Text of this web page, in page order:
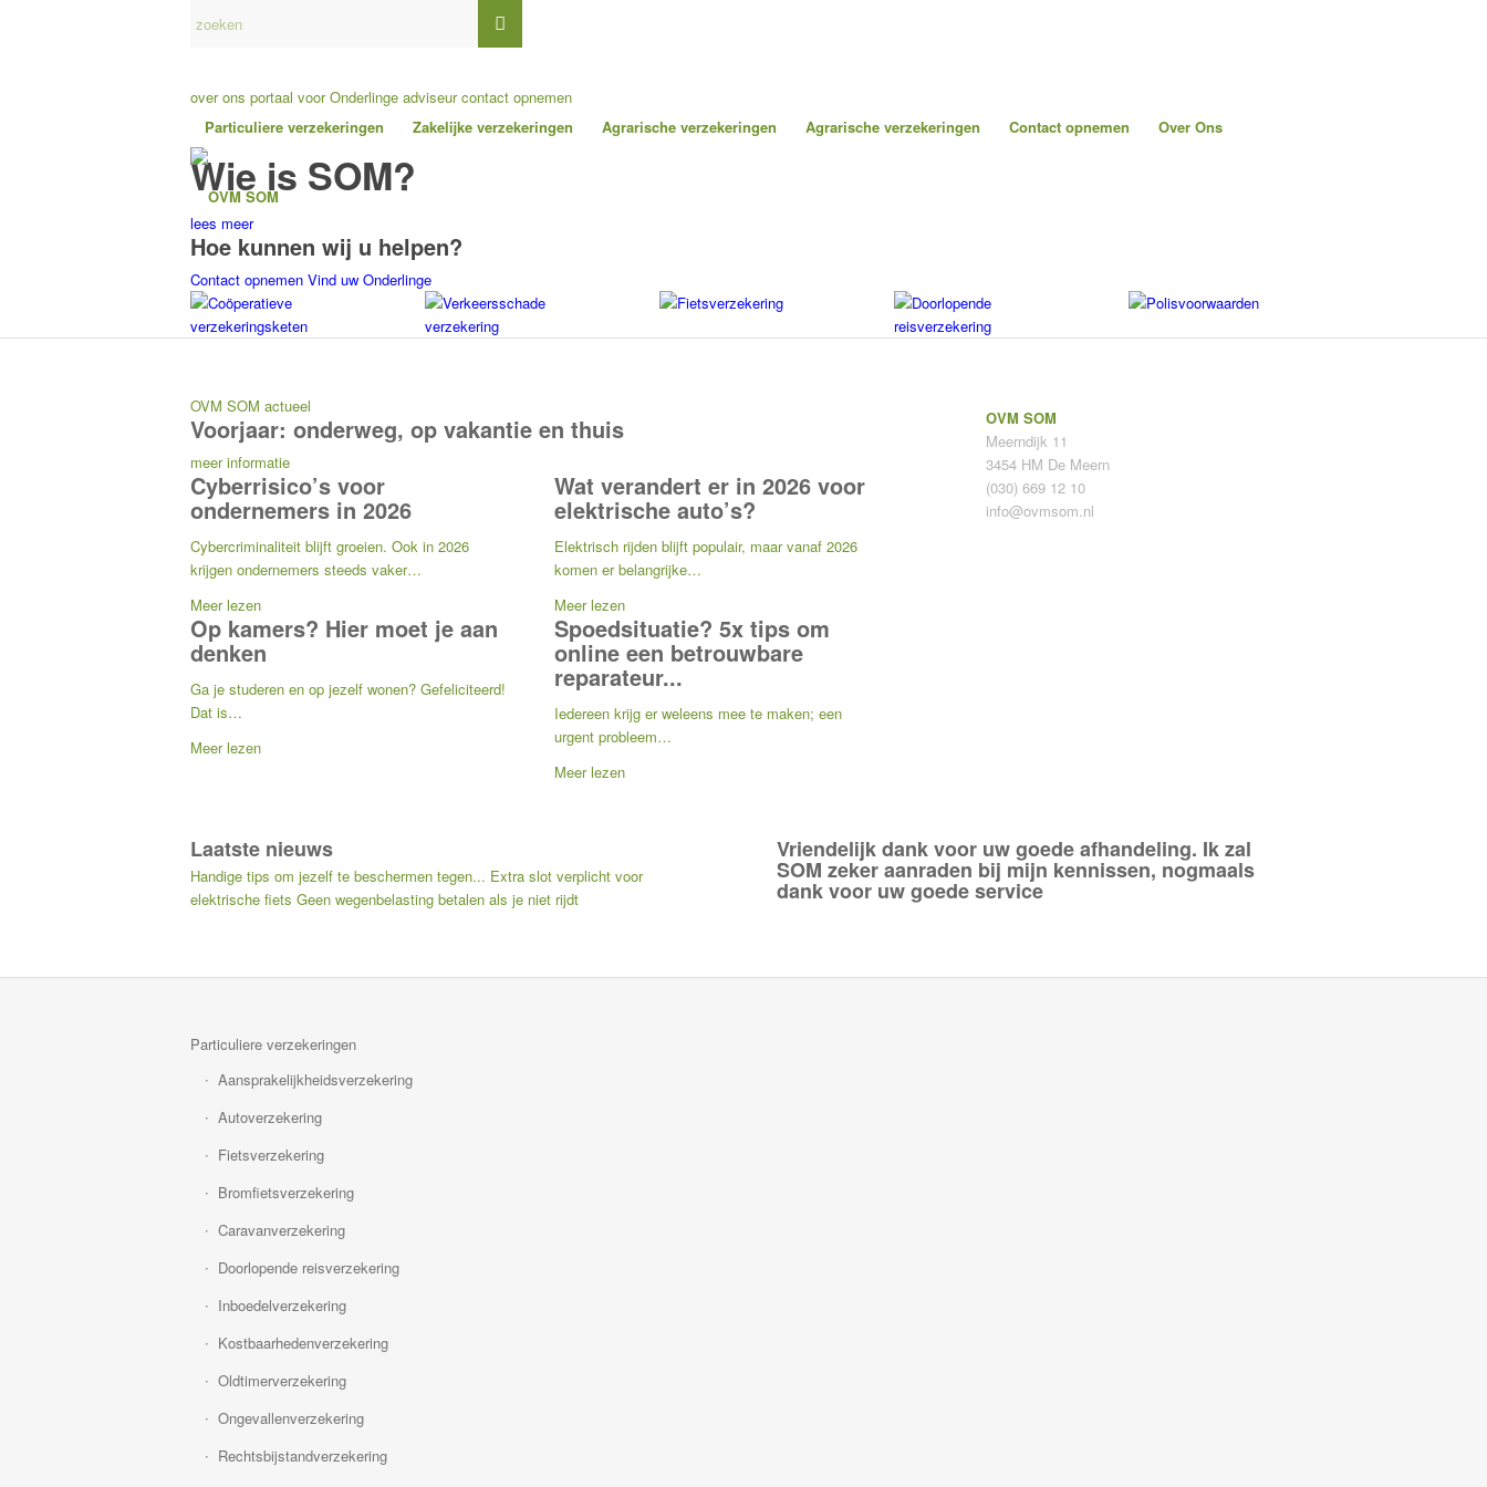
over ons portaal voor Onderlinge adviseur contact opnemen
Particuliere verzekeringen
Zakelijke verzekeringen Agrarische verzekeringen Agrarische verzekeringen Contact opnemen Over Ons
Wie is SOM?
lees meer
Hoe kunnen wij u helpen?
Contact opnemen Vind uw Onderlinge
Coöperatieve
verzekeringsketen
Verkeersschade
verzekering
Fietsverzekering
Doorlopende
reisverzekering
Polisvoorwaarden
OVM SOM actueel
Voorjaar: onderweg, op vakantie en thuis
meer informatie
Cyberrisico’s voor
ondernemers in 2026
Cybercriminaliteit blijft groeien. Ook in 2026
krijgen ondernemers steeds vaker…
Meer lezen
Wat verandert er in 2026 voor
elektrische auto’s?
Elektrisch rijden blijft populair, maar vanaf 2026
komen er belangrijke…
Meer lezen
Op kamers? Hier moet je aan
denken
Ga je studeren en op jezelf wonen? Gefeliciteerd!
Dat is…
Meer lezen
Spoedsituatie? 5x tips om
online een betrouwbare
reparateur...
Iedereen krijg er weleens mee te maken; een
urgent probleem…
Meer lezen
Laatste nieuws
Handige tips om jezelf te beschermen tegen... Extra slot verplicht voor
elektrische fiets Geen wegenbelasting betalen als je niet rijdt
Vriendelijk dank voor uw goede afhandeling. Ik zal
SOM zeker aanraden bij mijn kennissen, nogmaals
dank voor uw goede service
OVM SOM
Meerndijk 11
3454 HM De Meern
(030) 669 12 10
info@ovmsom.nl
Particuliere verzekeringen
Aansprakelijkheidsverzekering
Autoverzekering
Fietsverzekering
Bromfietsverzekering
Caravanverzekering
Doorlopende reisverzekering
Inboedelverzekering
Kostbaarhedenverzekering
Oldtimerverzekering
Ongevallenverzekering
Rechtsbijstandverzekering